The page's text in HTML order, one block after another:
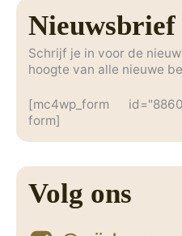
Nieuwsbrief
Schrijf je in voor de
hoogte van alle nieuwe
[mc4wp_form
form]
Volg ons